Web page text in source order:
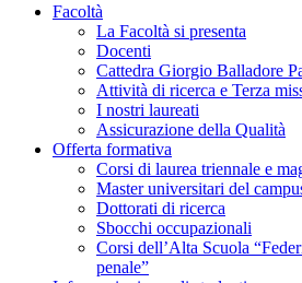
Facoltà
La Facoltà si presenta
Docenti
Cattedra Giorgio Balladore
Attività di ricerca e Terza
I nostri laureati
Assicurazione della Qualità
Offerta formativa
Corsi di laurea triennale e
Master universitari del
Dottorati di ricerca
Sbocchi occupazionali
Corsi dell’Alta Scuola
penale”